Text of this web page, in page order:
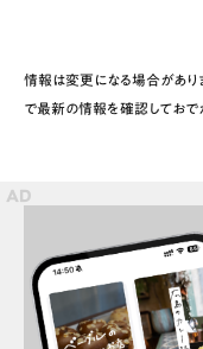
# 宮島
Outing
情報は変更になる場合があり
で最新の情報を確認しておで